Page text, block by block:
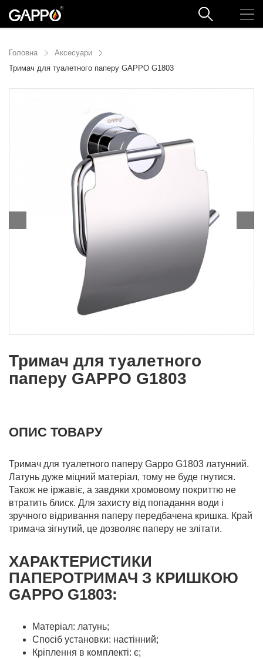
Головна
Аксесуари
Тримач для туалетного паперу GAPPO G1803
Тримач для туалетного
паперу GAPPO G1803
ОПИС ТОВАРУ
Тримач для туалетного паперу Gappo G1803 латунний.
Латунь дуже міцний матеріал, тому не буде гнутися.
Також не іржавіє, а завдяки хромовому покриттю не
втратить блиск. Для захисту від попадання води і
зручного відривання паперу передбачена кришка. Край
тримача зігнутий, це дозволяє паперу не злітати.
ХАРАКТЕРИСТИКИ
ПАПЕРОТРИМАЧ З КРИШКОЮ
GAPPO G1803:
Матеріал: латунь;
Спосіб установки: настінний;
Кріплення в комплекті: є;